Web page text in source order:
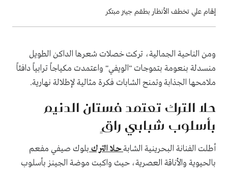
إلهام علي تخطف الأنظار بطقم جينز مبتكر
ومن الناحية الجمالية، تركت خصلات شعرها الداكن الطويل
منسدلة بنعومة بتموجات "الويفي" واعتمدت مكياجاً ترابياً دافئاً
ملامحها الجذابة وتمنح الشابات فكرة مثالية لإطلالة نهارية.
حلا الترك تعتمد فستان الدنيم
بأسلوب شبابي راقٍ
أطلت الفنانة البحرينية الشابةحلا الترك بلوك صيفي مفعم
بالحيوية والأناقة العصرية، حيث واكبت موضة الجينز بأسلوب